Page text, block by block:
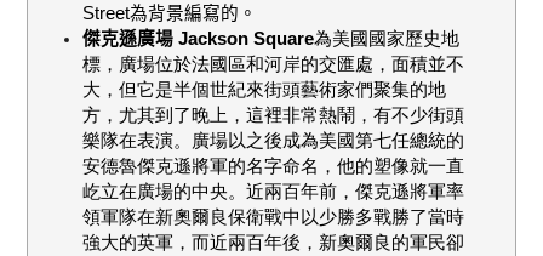
Street為背景編寫的。
傑克遜廣場 Jackson Square為美國國家歷史地
標，廣場位於法國區和河岸的交匯處，面積並不
大，但它是半個世紀來街頭藝術家們聚集的地
方，尤其到了晚上，這裡非常熱鬧，有不少街頭
樂隊在表演。廣場以之後成為美國第七任總統的
安德魯傑克遜將軍的名字命名，他的塑像就一直
屹立在廣場的中央。近兩百年前，傑克遜將軍率
領軍隊在新奧爾良保衛戰中以少勝多戰勝了當時
強大的英軍，而近兩百年後，新奧爾良的軍民卻